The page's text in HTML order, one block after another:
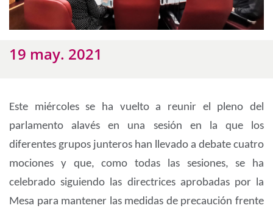
19 may. 2021
Este miércoles se ha vuelto a reunir el pleno del
parlamento alavés en una sesión en la que los
diferentes grupos junteros han llevado a debate cuatro
mociones y que, como todas las sesiones, se ha
celebrado siguiendo las directrices aprobadas por la
Mesa para mantener las medidas de precaución frente